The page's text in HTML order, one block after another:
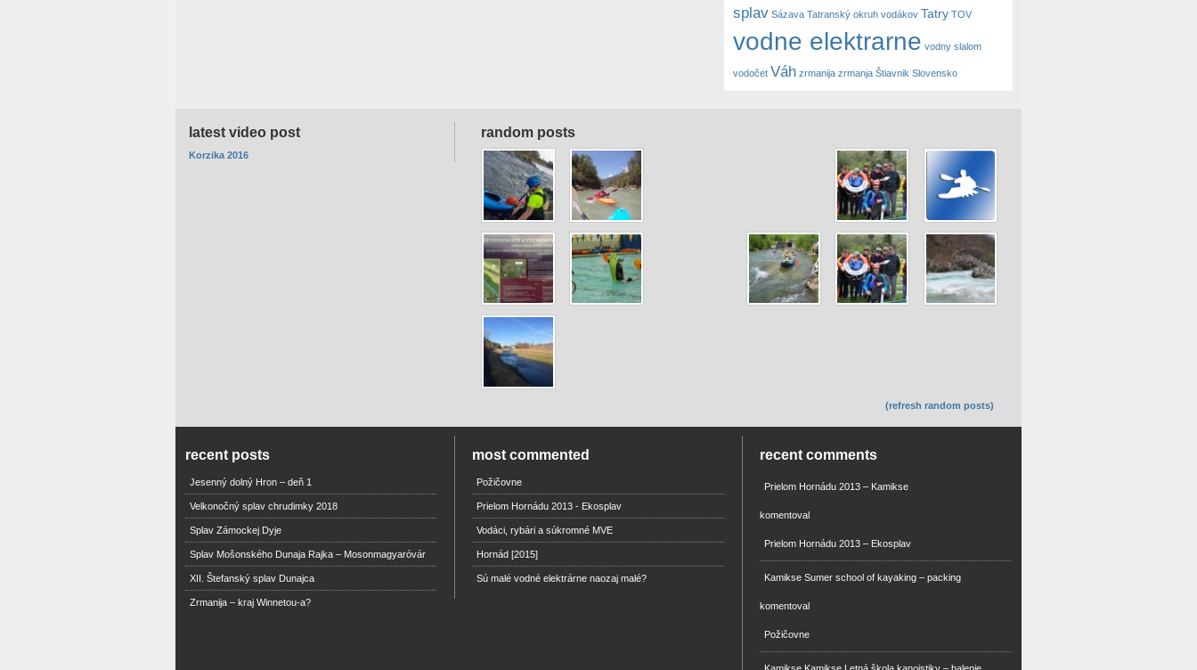
splav Sázava Tatranský okruh vodákov Tatry TOV
vodne elektrarne vodny slalom
vodočet Váh zrmanija zrmanja Štiavnik Slovensko
random posts
(refresh random posts)
latest video post
Korzika 2016
recent posts
Jesenný dolný Hron – deň 1
Velkonočný splav chrudimky 2018
Splav Zámockej Dyje
Splav Mošonského Dunaja Rajka – Mosonmagyaróvár
XII. Štefanský splav Dunajca
Zrmanija – kraj Winnetou-a?
most commented
Požičovne
Prielom Hornádu 2013 - Ekosplav
Vodáci, rybári a súkromné MVE
Hornád [2015]
Sú malé vodné elektrárne naozaj malé?
recent comments
Prielom Hornádu 2013 – Kamikse
komentoval
Prielom Hornádu 2013 – Ekosplav
Kamikse Sumer school of kayaking – packing
komentoval
Požičovne